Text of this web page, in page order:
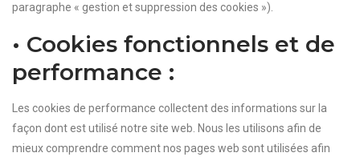
paragraphe « gestion et suppression des cookies »).
• Cookies fonctionnels et de
performance :
Les cookies de performance collectent des informations sur la
façon dont est utilisé notre site web. Nous les utilisons afin de
mieux comprendre comment nos pages web sont utilisées afin